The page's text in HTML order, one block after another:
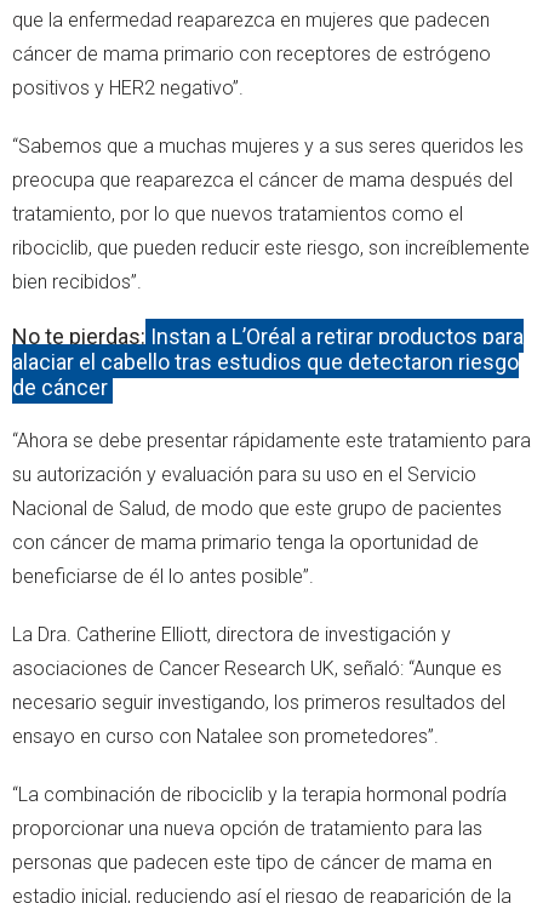
que la enfermedad reaparezca en mujeres que padecen
cáncer de mama primario con receptores de estrógeno
positivos y HER2 negativo”.
“Sabemos que a muchas mujeres y a sus seres queridos les
preocupa que reaparezca el cáncer de mama después del
tratamiento, por lo que nuevos tratamientos como el
ribociclib, que pueden reducir este riesgo, son increíblemente
bien recibidos”.
No te pierdas: Instan a L’Oréal a retirar productos para
alaciar el cabello tras estudios que detectaron riesgo
de cáncer
“Ahora se debe presentar rápidamente este tratamiento para
su autorización y evaluación para su uso en el Servicio
Nacional de Salud, de modo que este grupo de pacientes
con cáncer de mama primario tenga la oportunidad de
beneficiarse de él lo antes posible”.
La Dra. Catherine Elliott, directora de investigación y
asociaciones de Cancer Research UK, señaló: “Aunque es
necesario seguir investigando, los primeros resultados del
ensayo en curso con Natalee son prometedores”.
“La combinación de ribociclib y la terapia hormonal podría
proporcionar una nueva opción de tratamiento para las
personas que padecen este tipo de cáncer de mama en
estadio inicial, reduciendo así el riesgo de reaparición de la